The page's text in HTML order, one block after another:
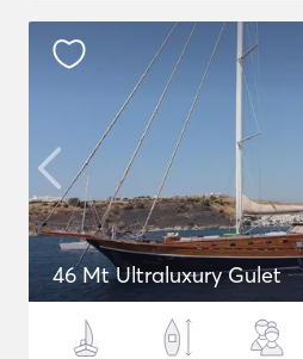
46 Mt Ultraluxury Gulet